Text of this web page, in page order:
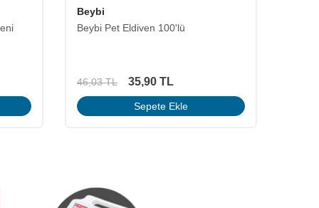
Beybi
Beybi Pet Eldiven 100'lü
46,03TL 35,90 TL
Sepete Ekle